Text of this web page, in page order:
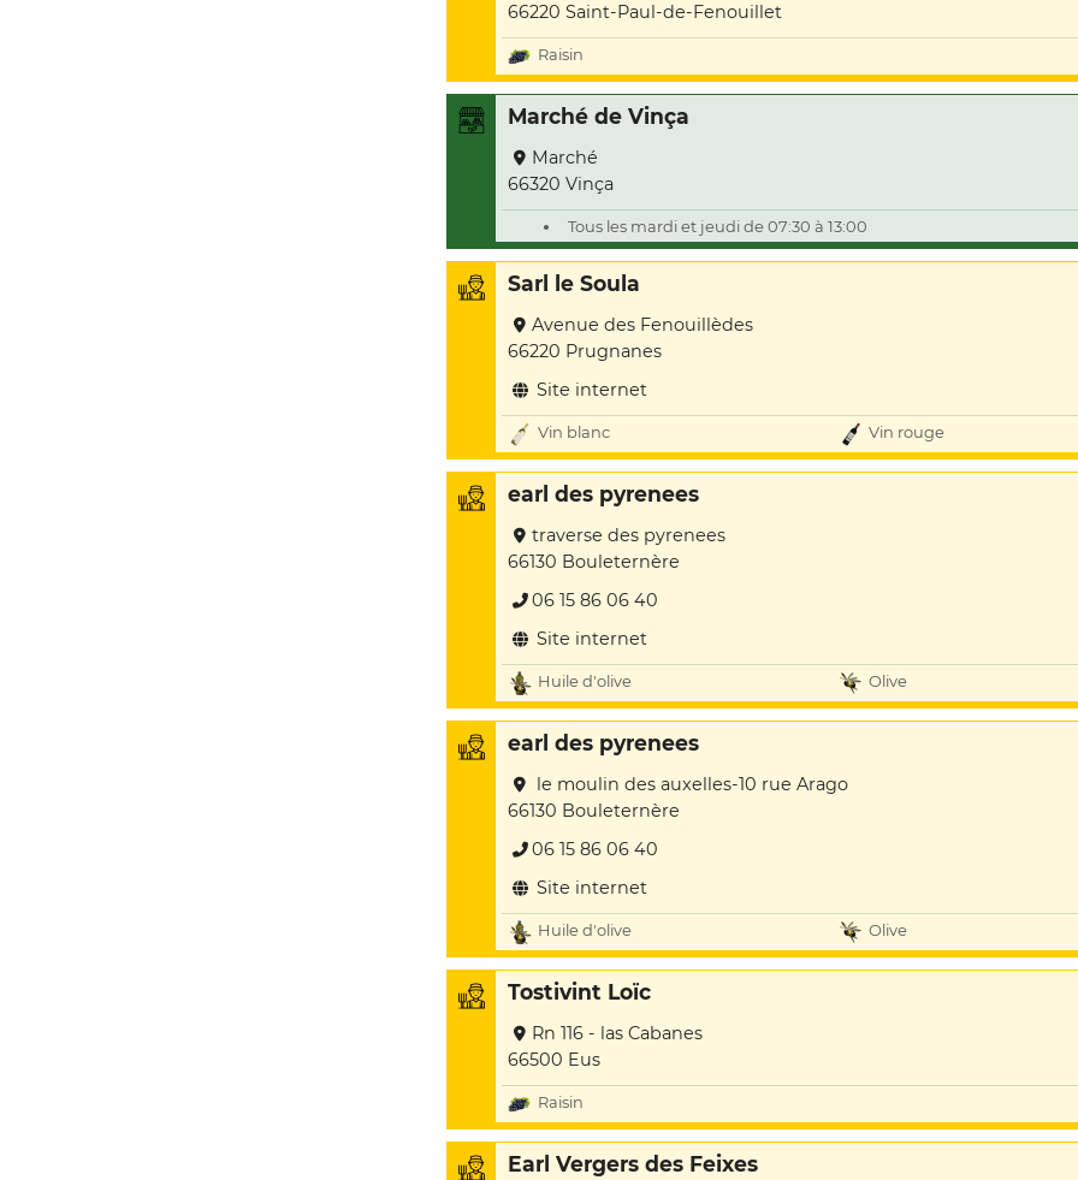
66220 Saint-Paul-de-Fenouillet
Raisin
Marché de Vinça
Marché
66320 Vinça
Tous les mardi et jeudi de 07:30 à 13:00
Sarl le Soula
Avenue des Fenouillèdes
66220 Prugnanes
Site internet
Vin blanc Vin rouge
earl des pyrenees
traverse des pyrenees
66130 Bouleternère
06 15 86 06 40
Site internet
Huile d'olive Olive
earl des pyrenees
le moulin des auxelles-10 rue Arago
66130 Bouleternère
06 15 86 06 40
Site internet
Huile d'olive Olive
Tostivint Loïc
Rn 116 - las Cabanes
66500 Eus
Raisin
Earl Vergers des Feixes